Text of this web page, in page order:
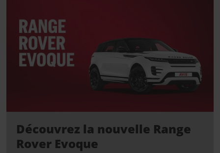
Découvrez la nouvelle Range
Rover Evoque